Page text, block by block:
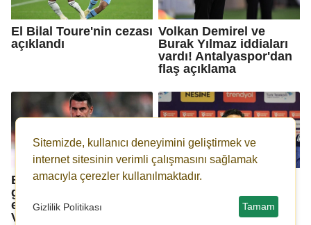
El Bilal Toure'nin cezası
açıklandı
Volkan Demirel ve
Burak Yılmaz iddiaları
vardı! Antalyaspor'dan
flaş açıklama
Bu sezon 2 hoca
gönderen Süper Lig
ekibinde tek hedef
Volkan Demirel!
Son dakika: Süper
Antalyaspor'da Erol
Bulut dönemi 2 ay
Sitemizde, kullanıcı deneyimini geliştirmek ve
internet sitesinin verimli çalışmasını sağlamak
amacıyla çerezler kullanılmaktadır.
Gizlilik Politikası Tamam